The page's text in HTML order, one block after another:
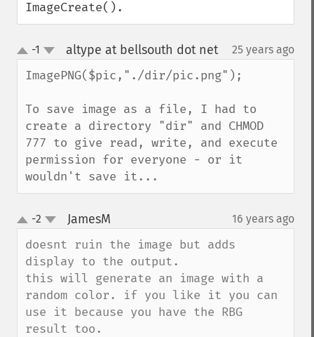
ImageCreate().
up
down
-1 altype at bellsouth dot net¶ 25 years ago
ImagePNG($pic,"./dir/pic.png");
To save image as a file, I had to
create a directory "dir" and CHMOD
777 to give read, write, and execute
permission for everyone - or it
wouldn't save it...
up
down
-2 JamesM 16 years ago
doesnt ruin the image but adds
display to the output.
this will generate an image with a
random color. if you like it you can
use it because you have the RBG